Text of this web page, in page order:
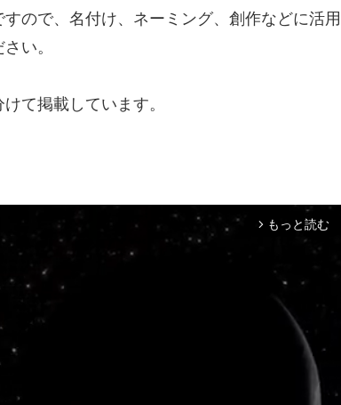
ので、名付け、ネーミング、創作などに活用
い。
て掲載しています。
arrow_forward_ios もっと読む